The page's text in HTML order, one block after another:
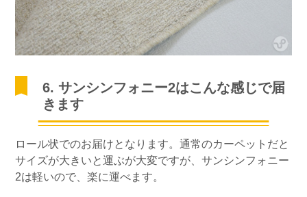
6. サンシンフォニー2はこんな感じで届
きます
ロール状でのお届けとなります。通常のカーペットだと
サイズが大きいと運ぶが大変ですが、サンシンフォニー
2は軽いので、楽に運べます。